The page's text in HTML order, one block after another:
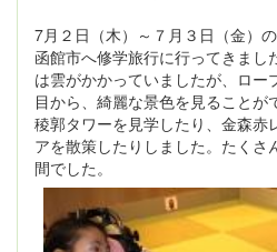
7月２日（木）～７月３日（金）
函館市へ修学旅行に行ってきまし
は雲がかかっていましたが、ロー
目から、綺麗な景色を見ることが
稜郭タワーを見学したり、金森赤
アを散策したりしました。たくさ
間でした。